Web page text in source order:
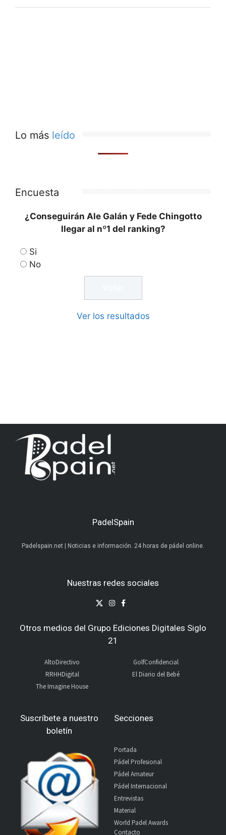
Lo más leído
Encuesta
¿Conseguirán Ale Galán y Fede Chingotto
llegar al nº1 del ranking?
Si
No
Ver los resultados
PadelSpain
Padelspain.net | Noticias e información. 24 horas de pádel online.
Nuestras redes sociales
Otros medios del Grupo Ediciones Digitales Siglo
21
AltoDirectivo
RRHHDigital
The Imagine House
GolfConfidencial
El Diario del Bebé
Suscríbete a nuestro
boletín
Secciones
Portada
Pádel Profesional
Pádel Amateur
Pádel Internacional
Entrevistas
Material
World Padel Awards
Contacto